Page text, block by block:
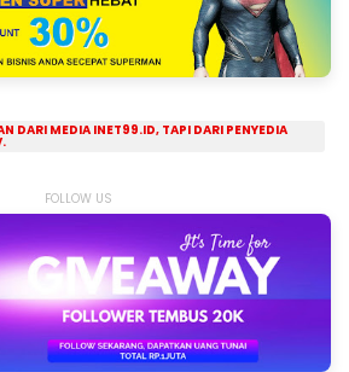
DARI MEDIA INET99.ID, TAPI DARI PENYEDIA
FOLLOW US